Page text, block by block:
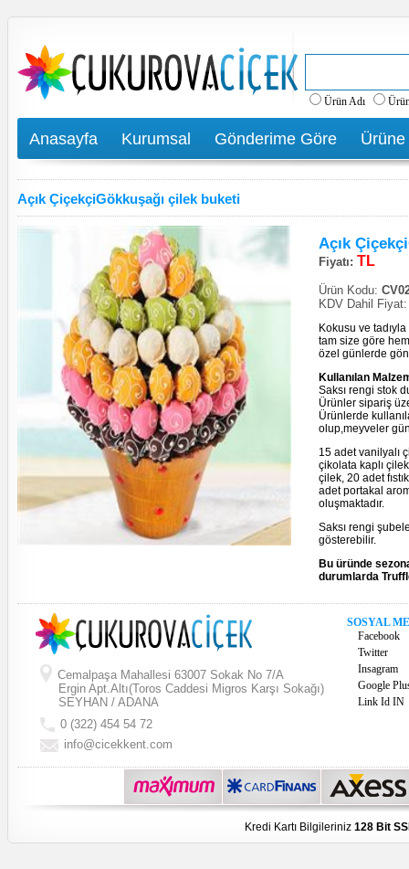
Ürün Adı
Anasayfa Kurumsal Gönderime Göre
Açık ÇiçekçiGökkuşağı çilek buketi
Açık
Fiyatı: TL
Ürün Kodu:
KDV Dahil
Kokusu ve
tam size göre
özel günlerde
Kullanılan
Saksı rengi stok
Ürünler sipariş
Ürünlerde
olup,meyveler
15 adet vanilyalı
çikolata kaplı
çilek, 20 adet
adet portakal
oluşmaktadır.
Saksı rengi
gösterebilir.
Bu üründe
durumlarda
Cemalpaşa Mahallesi 63007 Sokak No 7/A
Ergin Apt.Altı(Toros Caddesi Migros Karşı Sokağı)
SEYHAN / ADANA
0 (322) 454 54 72
info@cicekkent.com
SOSYAL
Facebook
Twitter
Insagram
Google
Link Id IN
Kredi Kartı Bilgileriniz 128 Bit